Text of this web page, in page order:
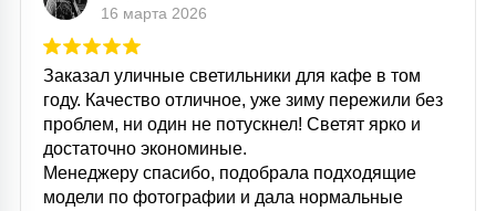
16 марта 2026
Заказал уличные светильники для кафе в том
году. Качество отличное, уже зиму пережили без
проблем, ни один не потускнел! Светят ярко и
достаточно экономиные.
Менеджеру спасибо, подобрала подходящие
модели по фотографии и дала нормальные